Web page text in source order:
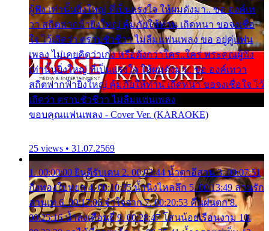
ผู้ฟัง เท่านั้นยิ่งใหญ่ ที่เป็นแรงใจ ให้ผมดังมา.. ขอ องค์เท
วา สถิตฟากฟ้ายิ่งใหญ่ คุ้มภัยให้ท่าน เถิดหนา ขอจงเชื่อ
ใจ ไว้เถิดว่า ตราบชั่วชีวา ไม่ลืมแฟนเพลง ขอ อยู่คู่แฟน
เพลง ไม่เคยคิดว่าเก่ง หรือดังกว่าใคร..ใคร พระคุณผู้ฟัง
เท่านั้นยิ่งใหญ่ ที่เป็นแรงใจ ให้ผมดังมา.. ขอ องค์เทวา
สถิตฟากฟ้ายิ่งใหญ่ คุ้มภัยให้ท่าน เถิดหนา ขอจงเชื่อใจ ไว้
เถิดว่า ตราบชั่วชีวา ไม่ลืมแฟนเพลง
ขอบคุณแฟนเพลง - Cover Ver. (KARAOKE)
25 views • 31.07.2569
1. 00:00:00 ยินดีรับเดน 2. 00:03:44 น้ำตาอีสาน 3. 00:07:51
กิ่งทองใบหยก 4. 00:10:35 น้ำนิ่งไหลลึก 5. 00:13:49 ลานรัก
ลานเท 6. 00:17:06 จำใจจาก 7. 00:20:53 คืนฝนตก 8.
00:25:16 น้ำลงเดือนยี่ 9. 00:28:47 โสนน้อยเรือนงาม 10.